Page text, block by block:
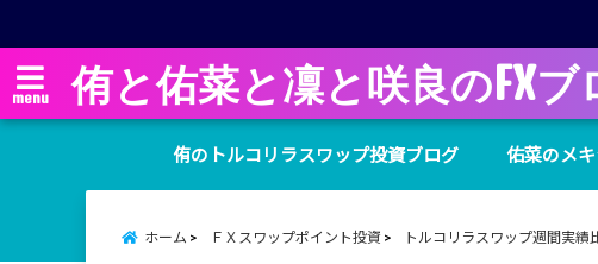
menu 侑と佑菜と凜と咲良のFXブ
侑のトルコリラスワップ投資ブログ 佑菜のメ
ホーム ＦＸスワップポイント投資 トルコリラスワップ週間実績